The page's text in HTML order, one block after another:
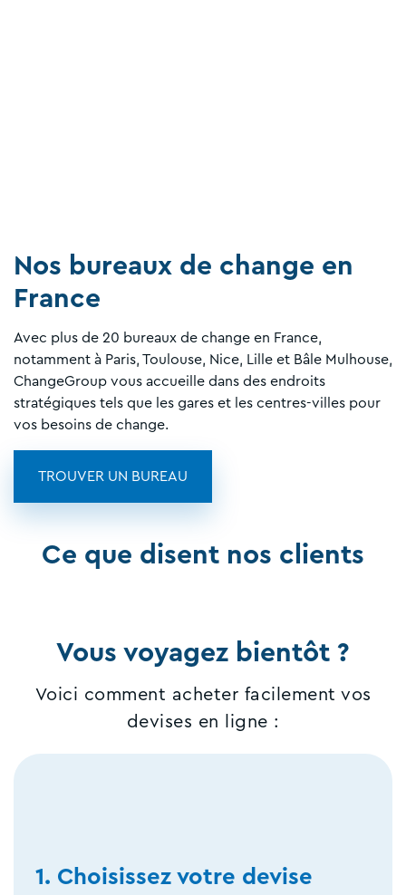
Nos bureaux de change en
France
Avec plus de 20 bureaux de change en France,
notamment à Paris, Toulouse, Nice, Lille et Bâle Mulhouse,
ChangeGroup vous accueille dans des endroits
stratégiques tels que les gares et les centres-villes pour
vos besoins de change.
TROUVER UN BUREAU
Ce que disent nos clients
Vous voyagez bientôt ?
Voici comment acheter facilement vos
devises en ligne :
1. Choisissez votre devise